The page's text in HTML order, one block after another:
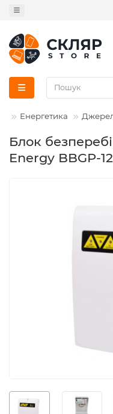
Енергетика
Блок
Energy BBGP-